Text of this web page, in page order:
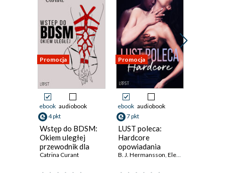
Promocja
ebook audiobook
4 pkt
Wstęp do BDSM:
Okiem uległej
przewodnik dla
początkujących
Catrina Curant
Promocja
ebook audiobook
7 pkt
LUST poleca:
Hardcore
opowiadania
erotyczne
B. J. Hermansson, Elena Lund